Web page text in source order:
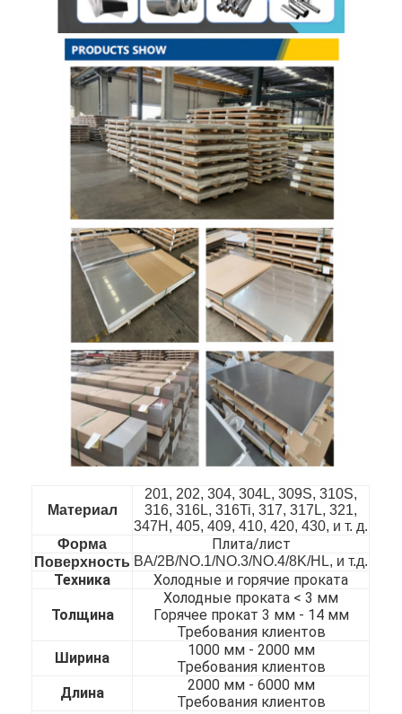
Домой
Продукты
Видеозаписи
Материал
201, 202, 304, 304L, 309S, 310S,
316, 316L, 316Ti, 317, 317L, 321,
347H, 405, 409, 410, 420, 430, и т. д.
Форма
Плита/лист
Поверхность BA/2B/NO.1/NO.3/NO.4/8K/HL, и т.д.
Техника Холодные и горячие проката
Толщина
Холодные проката < 3 мм
Горячее прокат 3 мм - 14 мм
Требования клиентов
Ширина
1000 мм - 2000 мм
Требования клиентов
Длина
2000 мм - 6000 мм
Требования клиентов